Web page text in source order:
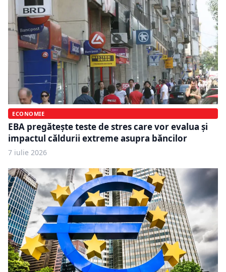
ECONOMIE
EBA pregătește teste de stres care vor evalua și
impactul căldurii extreme asupra băncilor
7 iulie 2026